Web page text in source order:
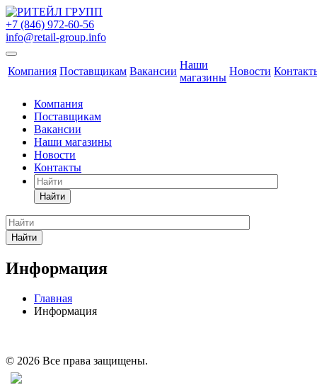
+7 (846) 972-60-56
info@retail-group.info
Компания Поставщикам Вакансии
Наши
магазины
Новости
Компания
Поставщикам
Вакансии
Наши магазины
Новости
Контакты
Найти
Найти
Информация
Главная
Информация
© 2026 Все права защищены.